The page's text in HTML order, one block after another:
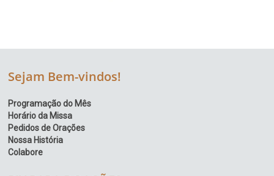
Sejam Bem-vindos!
Programação do Mês
Horário da Missa
Pedidos de Orações
Nossa História
Colabore